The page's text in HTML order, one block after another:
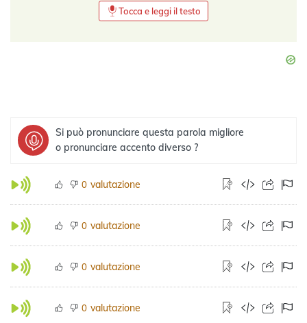
Tocca e leggi il testo
Si può pronunciare questa parola migliore
o pronunciare accento diverso ?
0 valutazione
0 valutazione
0 valutazione
0 valutazione